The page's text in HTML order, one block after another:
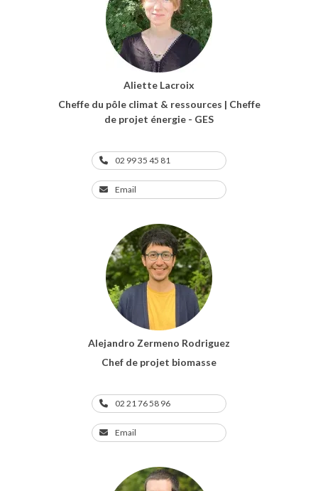
Aliette Lacroix
Cheffe du pôle climat & ressources | Cheffe
de projet énergie - GES
02 99 35 45 81
Email
Alejandro Zermeno Rodriguez
Chef de projet biomasse
02 21 76 58 96
Email